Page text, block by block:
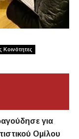
Κοινότητες
για
Ομίλου